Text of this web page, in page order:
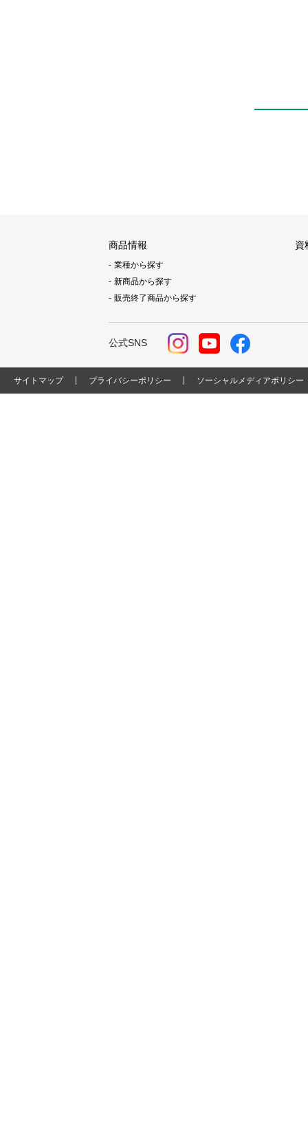
商品情報
業種から探す
新商品から探す
販売終了商品から探す
資
公式SNS
サイトマップ プライバシーポリシー ソーシャルメディアポリシー